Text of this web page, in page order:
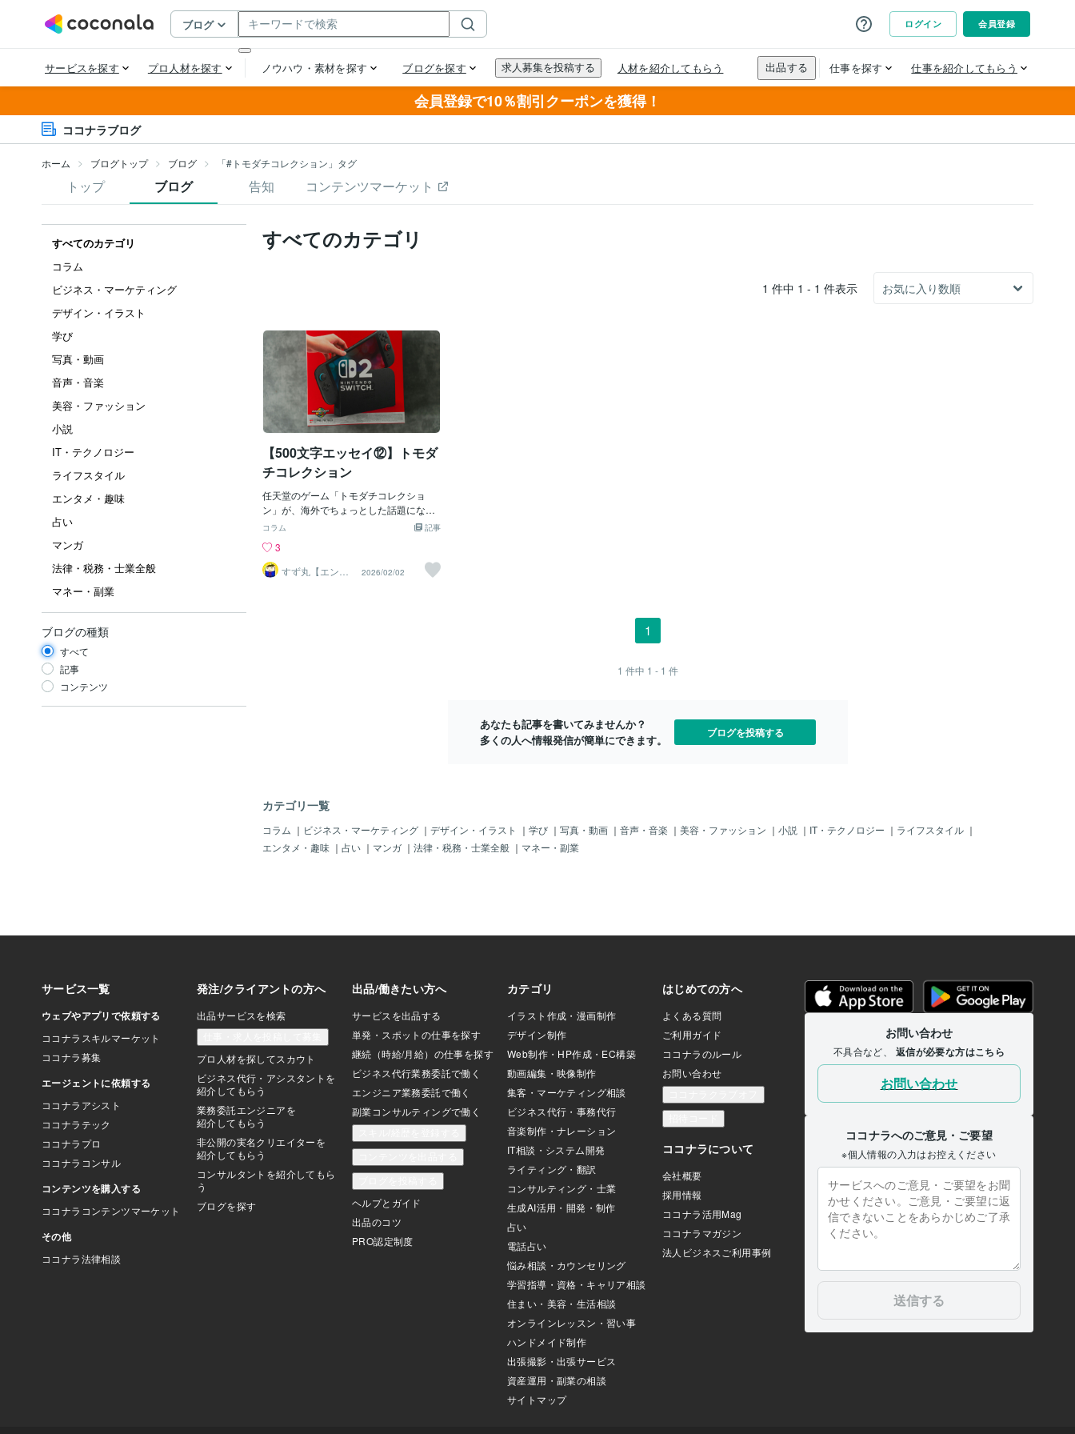
会員登録で10％割引クーポンを獲得！
ココナラブログ
ホーム ブログトップ ブログ 「#トモダチコレクション」タグ
トップ ブログ 告知 コンテンツマーケット
すべてのカテゴリ
コラム
ビジネス・マーケティング
デザイン・イラスト
学び
写真・動画
音声・音楽
美容・ファッション
小説
IT・テクノロジー
ライフスタイル
エンタメ・趣味
占い
マンガ
法律・税務・士業全般
マネー・副業
ブログの種類
すべて
記事
コンテンツ
すべてのカテゴリ
1 件中 1 - 1 件表示
【500文字エッセイ⑫】トモダ
チコレクション
任天堂のゲーム「トモダチコレクショ
ン」が、海外でちょっとした話題になっ
ています。性別のセレクトに「ノンバイ
が起きている模様です。 理由は「任天堂
は活動家達の反発に屈したんだ！」と言
われております。事実として以前のバー
ろん「意識が高い系」の人も、ご来店い
ただいたこともありました。ただ彼らは
ゲームではなく書籍やレンタルが中心で
す。ゲーム売り場に近づく方は、いらっ
しゃいませんでした。 となると「トモコ
にご利用いただけるサービスも、ご用意
しました。
記事
コラム
3
すず丸【エンタ
メなwebライタ
2026/02/02
1
1 件中 1 - 1 件
あなたも記事を書いてみませんか？
多くの人へ情報発信が簡単にできます。
ブログを投稿する
カテゴリ一覧
コラム ｜ ビジネス・マーケティング ｜ デザイン・イラスト ｜ 学び ｜ 写真・動画 ｜ 音声・音楽 ｜ 美容・ファッション ｜ 小説 ｜ IT・テクノロジー ｜ ライフスタイル ｜
エンタメ・趣味 ｜ 占い ｜ マンガ ｜ 法律・税務・士業全般 ｜ マネー・副業